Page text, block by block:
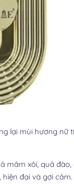
lại mùi hương nữ
mâm xôi, quả
đại và gợi cảm.